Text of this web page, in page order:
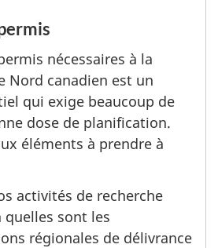
nécessaires à la
Nord canadien est un
qui exige beaucoup de
dose de planification.
éléments à prendre à
activités de recherche
sont les
régionales de délivrance